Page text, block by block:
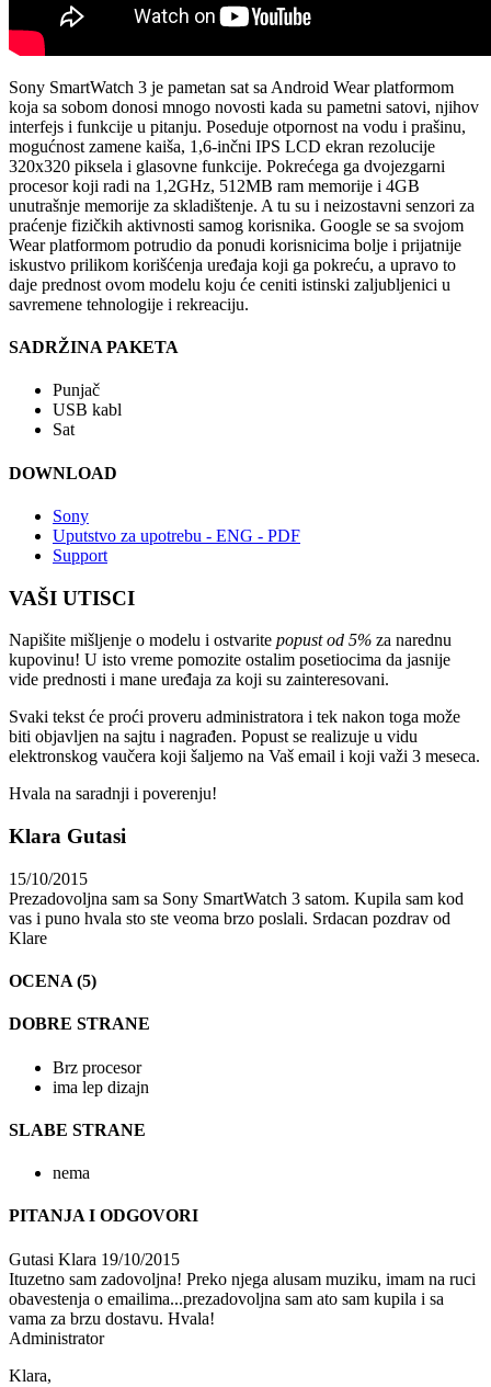
Sony SmartWatch 3 je pametan sat sa Android Wear platformom
koja sa sobom donosi mnogo novosti kada su pametni satovi, njihov
interfejs i funkcije u pitanju. Poseduje otpornost na vodu i prašinu,
mogućnost zamene kaiša, 1,6-inčni IPS LCD ekran rezolucije
320x320 piksela i glasovne funkcije. Pokrećega ga dvojezgarni
procesor koji radi na 1,2GHz, 512MB ram memorije i 4GB
unutrašnje memorije za skladištenje. A tu su i neizostavni senzori za
praćenje fizičkih aktivnosti samog korisnika. Google se sa svojom
Wear platformom potrudio da ponudi korisnicima bolje i prijatnije
iskustvo prilikom korišćenja uređaja koji ga pokreću, a upravo to
daje prednost ovom modelu koju će ceniti istinski zaljubljenici u
savremene tehnologije i rekreaciju.
SADRŽINA PAKETA
Punjač
USB kabl
Sat
DOWNLOAD
Sony
Uputstvo za upotrebu - ENG - PDF
Support
VAŠI UTISCI
Napišite mišljenje o modelu i ostvarite popust od 5% za narednu
kupovinu! U isto vreme pomozite ostalim posetiocima da jasnije
vide prednosti i mane uređaja za koji su zainteresovani.
Svaki tekst će proći proveru administratora i tek nakon toga može
biti objavljen na sajtu i nagrađen. Popust se realizuje u vidu
elektronskog vaučera koji šaljemo na Vaš email i koji važi 3 meseca.
Hvala na saradnji i poverenju!
Klara Gutasi
15/10/2015
Prezadovoljna sam sa Sony SmartWatch 3 satom. Kupila sam kod
vas i puno hvala sto ste veoma brzo poslali. Srdacan pozdrav od
Klare
OCENA (5)
DOBRE STRANE
Brz procesor
ima lep dizajn
SLABE STRANE
nema
PITANJA I ODGOVORI
Gutasi Klara 19/10/2015
Ituzetno sam zadovoljna! Preko njega alusam muziku, imam na ruci
obavestenja o emailima...prezadovoljna sam ato sam kupila i sa
vama za brzu dostavu. Hvala!
Administrator
Klara,